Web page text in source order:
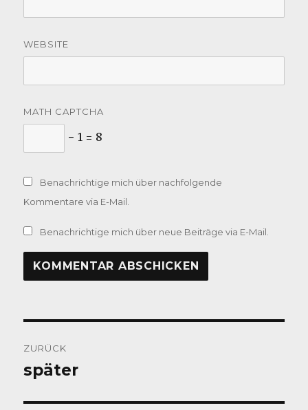
WEBSITE
MATH CAPTCHA
− 1 = 8
Benachrichtige mich über nachfolgende
Kommentare via E-Mail.
Benachrichtige mich über neue Beiträge via E-Mail.
ZURÜCK
Vorheriger
später